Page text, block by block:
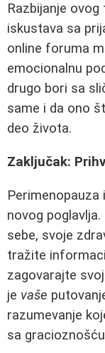
Razbijanje ovog
iskustava sa
online foruma
emocionalnu
drugo bori sa
same i da ono
deo života.
Zaključak:
Perimenopauza
novog
sebe, svoje
tražite
zagovarajte
je vaše
razumevanje
sa